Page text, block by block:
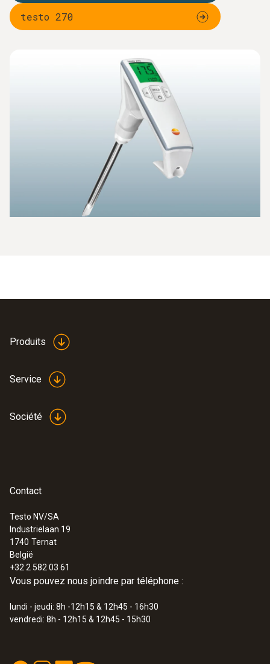
pour déterminer si la qualité des huiles de friture reste
correcte et satisfait aux dispositions légales. Avec un
chimique. Des capteurs d’huile capacitifs et un format
spécial permettent des mesures dans la graisse chaude et
protègent l’utilisateur face aux friteuses brûlantes. Un grand
écran éclairé affiche clairement si les valeurs TPM
atteintes sont critiques ou non. Vous évitez ainsi donc de
remplacer trop fréquemment vos huiles de friture pour de
simples soupçons. À long terme, vous pouvez ainsi même
réduire votre consommation d’huile de friture de jusqu’à 20
testo 270
Produits
Service
Société
Contact
Testo NV/SA
Industrielaan 19
1740 Ternat
België
+32 2 582 03 61
Vous pouvez nous joindre par téléphone :
lundi - jeudi: 8h -12h15 & 12h45 - 16h30
vendredi: 8h - 12h15 & 12h45 - 15h30